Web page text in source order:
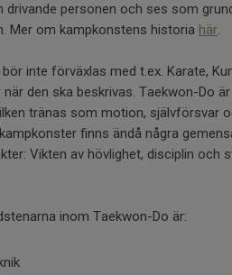
drivande personen och ses som
Mer om kampkonstens historia här.
inte förväxlas med t.ex. Karate,
den ska beskrivas. Taekwon-Do
tränas som motion, självförsvar
finns ändå några
Vikten av hövlighet, disciplin och
inom Taekwon-Do är: